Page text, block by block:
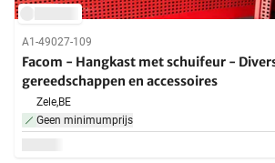
A1-49027-109
Facom - Hangkast met schuifeur -
gereedschappen en accessoires
Zele,BE
Geen minimumprijs